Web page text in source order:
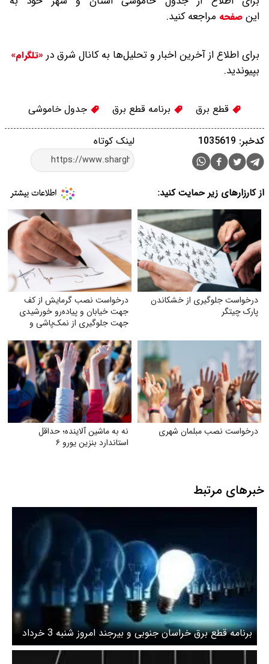
این صفحه مراجعه کنید.
برای اطلاع از آخرین اخبار و تحلیل‌ها به کانال شرق در «تلگرام»
بپیوندید.
قطع برق برنامه قطع برق جدول خاموشی
لینک کوتاه کدخبر: 1035619
از کارزارهای زیر حمایت کنید:
درخواست جلوگیری از خشکاندن
پارک چیتگر
درخواست نصب گرمایش از کف
جهت خیابان و پیاده‌رو خورشیدی
جهت جلوگیری از نمک‌پاشی و
درخواست نصب مبلمان شهری
نه به ماشین آلاینده؛ حداقل
استاندارد بنزین یورو ۶
خبرهای مرتبط
برنامه قطع برق خراسان جنوبی و بیرجند امروز شنبه 3 خرداد